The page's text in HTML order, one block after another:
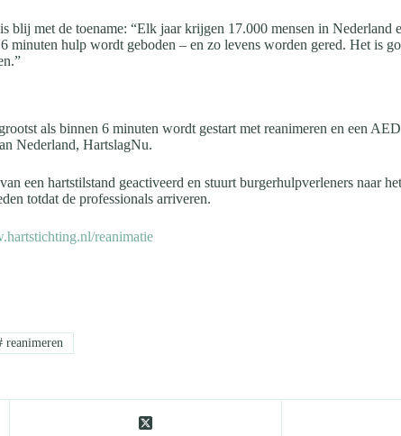
blij met de toename: “Elk jaar krijgen 17.000 mensen in
minuten hulp wordt geboden – en zo levens worden gered. Het is
als binnen 6 minuten wordt gestart met reanimeren en een
Nederland, HartslagNu.
een hartstilstand geactiveerd en stuurt burgerhulpverleners naar
totdat de professionals arriveren.
reanimatie
reanimeren